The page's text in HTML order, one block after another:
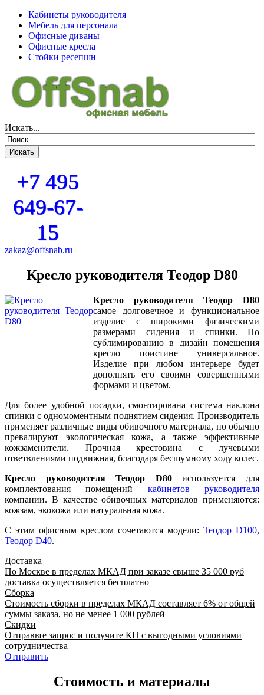
Кабинеты руководителя
Мебель для персонала
Офисные диваны
Офисные кресла
Стойки ресепшн
Искать...
+7 495
649-67-
15
zakaz@offsnab.ru
Кресло руководителя Теодор D80
Кресло руководителя Теодор D80
самое долговечное и функциональное
изделие с широкими физическими
размерами сидения и спинки. По
сублимированию в дизайн помещения
кресло поистине универсальное.
Изделие при любом интерьере будет
дополнять его своими совершенными
формами и цветом.
Для более удобной посадки, смонтирована система наклона
спинки с одномоментным поднятием сидения. Производитель
применяет различные виды обивочного материала, но обычно
превалируют экологическая кожа, а также эффективные
кожзаменители. Прочная крестовина с лучевыми
ответвлениями подвижная, благодаря бесшумному ходу колес.
Кресло руководителя Теодор D80используется для
комплектования помещений кабинетов руководителя
компании. В качестве обивочных материалов применяются:
кожзам, экокожа или натуральная кожа.
С этим офисным креслом сочетаются модели: Теодор D100,
Теодор D40.
Доставка
По Москве в пределах МКАД при заказе свыше 35 000 руб
доставка осуществляется бесплатно
Сборка
Стоимость сборки в пределах МКАД составляет 6% от общей
суммы заказа, но не менее 1 000 рублей
Скидки
Отправьте запрос и получите КП с выгодными условиями
сотрудничества
Отправить
Стоимость и материалы